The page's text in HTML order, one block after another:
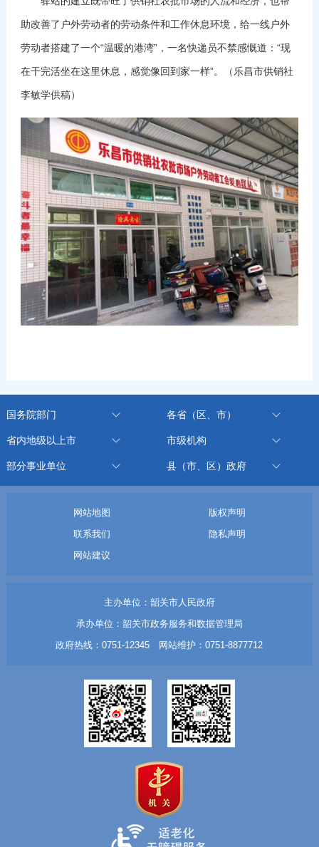
助改善了户外劳动者的劳动条件和工作休息环境，给一线户外
劳动者搭建了一个“温暖的港湾”，一名快递员不禁感慨道：“现
在干完活坐在这里休息，感觉像回到家一样”。（乐昌市供销社
李敏学供稿）
国务院部门 各省（区、市）
省内地级以上市 市级机构
部分事业单位 县（市、区）政府
网站地图
版权声明
联系我们
隐私声明
网站建议
主办单位：韶关市人民政府
承办单位：韶关市政务服务和数据管理局
政府热线：0751-12345 网站维护：0751-8877712